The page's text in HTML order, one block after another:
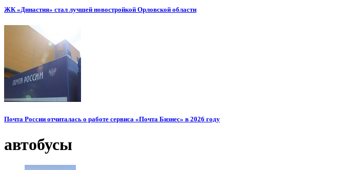
ЖК «Династия» стал лучшей новостройкой Орловской области
Почта России отчиталась о работе сервиса «Почта Бизнес» в 2026 году
автобусы